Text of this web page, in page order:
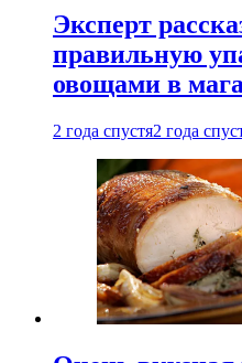
Эксперт
правильную
овощами в
2 года спустя2 года